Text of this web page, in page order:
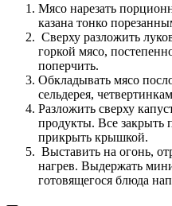
Мясо нарезать
казана тонко
Сверху разложить
горкой мясо,
поперчить.
Обкладывать мясо
сельдерея,
Разложить сверху
продукты. Все закрыть
прикрыть крышкой.
Выставить на огонь,
нагрев. Выдержать
готовящегося блюда